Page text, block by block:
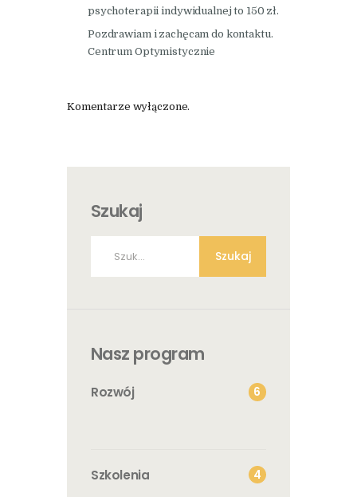
psychoterapii indywidualnej to 150 zł.
Pozdrawiam i zachęcam do kontaktu.
Centrum Optymistycznie
Komentarze wyłączone.
Szukaj
Nasz program
Rozwój 6
Szkolenia 4